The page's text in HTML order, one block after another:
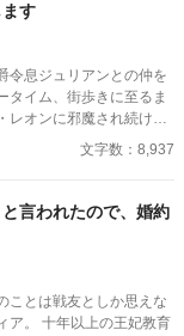
す
令息ジュリアンとの仲を
タイム、街歩きに至るま
レオンに邪魔され続けて
重なる非礼を注意・抗議
「寛容になりなさい」
、綿密な記録を携え、建
けることを決意。大勢の
拠とともに婚約解消を突
伯爵家を社会的な破滅
文字数：8,937
言われたので、婚約
ことは戦友としか思えな
ア。 十年以上の王妃教育